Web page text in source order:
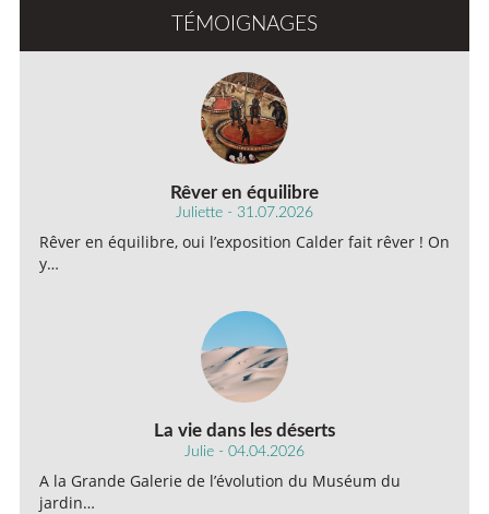
TÉMOIGNAGES
Rêver en équilibre
Juliette - 31.07.2026
Rêver en équilibre, oui l’exposition Calder fait rêver ! On
y…
La vie dans les déserts
Julie - 04.04.2026
A la Grande Galerie de l’évolution du Muséum du
jardin…